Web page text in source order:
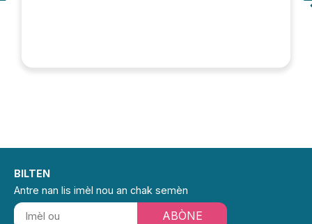
BILTEN
Antre nan lis imèl nou an chak semèn
ABÒNE